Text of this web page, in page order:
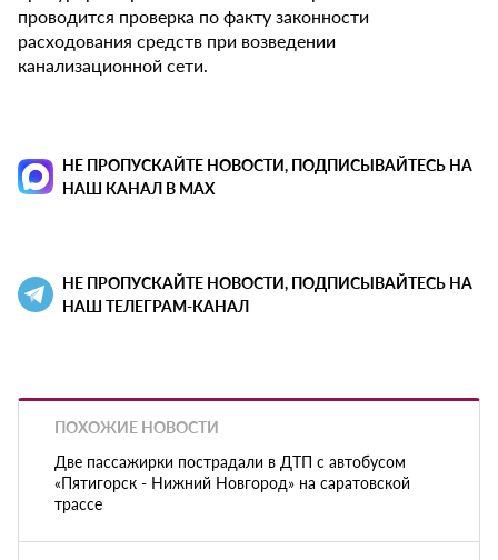
проводится проверка по факту законности
расходования средств при возведении
канализационной сети.
НЕ ПРОПУСКАЙТЕ НОВОСТИ, ПОДПИСЫВАЙТЕСЬ НА
НАШ КАНАЛ В MAX
НЕ ПРОПУСКАЙТЕ НОВОСТИ, ПОДПИСЫВАЙТЕСЬ НА
НАШ ТЕЛЕГРАМ-КАНАЛ
ПОХОЖИЕ НОВОСТИ
Две пассажирки пострадали в ДТП с автобусом
«Пятигорск - Нижний Новгород» на саратовской
трассе